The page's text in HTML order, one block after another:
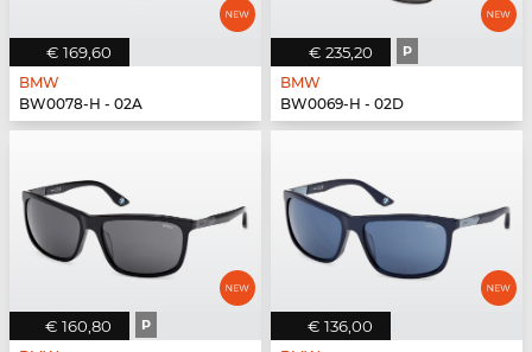
€ 169,60
BMW
BW0078-H - 02A
€ 235,20 P
BMW
BW0069-H - 02D
€ 160,80 P € 136,00